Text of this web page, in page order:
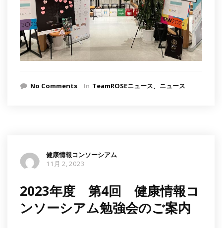
No Comments In TeamROSEニュース ニュース
健康情報コンソーシアム
11月 2, 2023
2023年度 第4回 健康情報コ
ンソーシアム勉強会のご案内